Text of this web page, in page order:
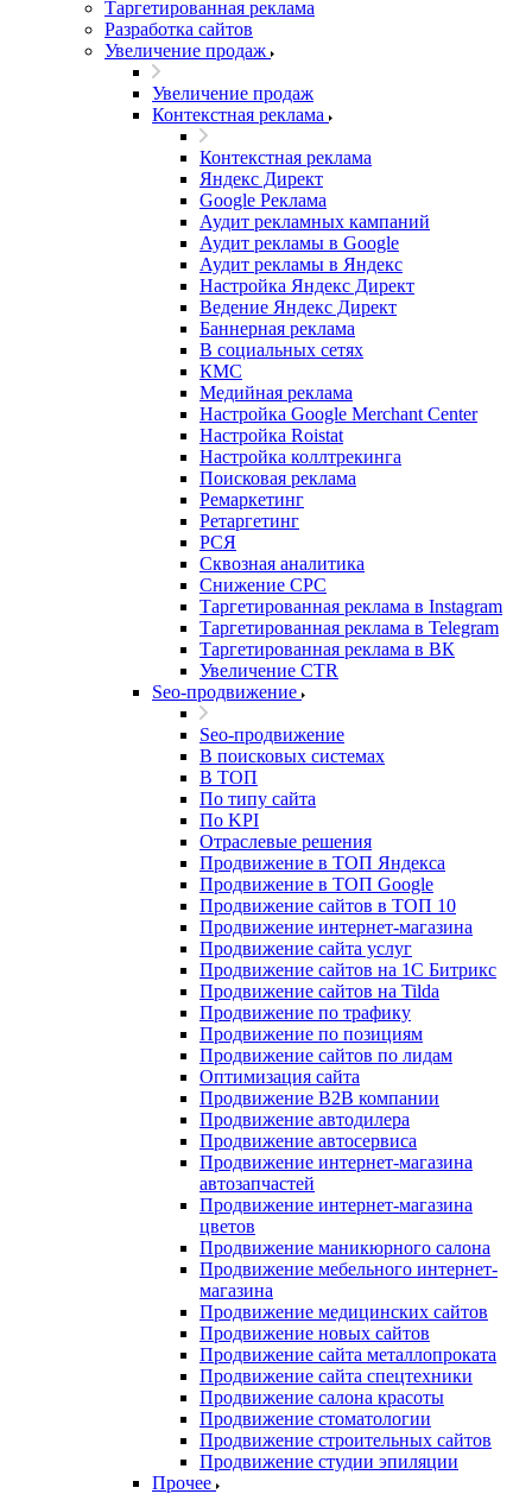
Таргетированная реклама
Разработка сайтов
Увеличение продаж
Увеличение продаж
Контекстная реклама
Контекстная реклама
Яндекс Директ
Google Реклама
Аудит рекламных кампаний
Аудит рекламы в Google
Аудит рекламы в Яндекс
Настройка Яндекс Директ
Ведение Яндекс Директ
Баннерная реклама
В социальных сетях
КМС
Медийная реклама
Настройка Google Merchant Center
Настройка Roistat
Настройка коллтрекинга
Поисковая реклама
Ремаркетинг
Ретаргетинг
РСЯ
Сквозная аналитика
Снижение CPC
Таргетированная реклама в Instagram
Таргетированная реклама в Telegram
Таргетированная реклама в ВК
Увеличение CTR
Seo-продвижение
Seo-продвижение
В поисковых системах
В ТОП
По типу сайта
По KPI
Отраслевые решения
Продвижение в ТОП Яндекса
Продвижение в ТОП Google
Продвижение сайтов в ТОП 10
Продвижение интернет-магазина
Продвижение сайта услуг
Продвижение сайтов на 1С Битрикс
Продвижение сайтов на Tilda
Продвижение по трафику
Продвижение по позициям
Продвижение сайтов по лидам
Оптимизация сайта
Продвижение B2B компании
Продвижение автодилера
Продвижение автосервиса
Продвижение интернет-магазина
автозапчастей
Продвижение интернет-магазина
цветов
Продвижение маникюрного салона
Продвижение мебельного интернет-
магазина
Продвижение медицинских сайтов
Продвижение новых сайтов
Продвижение сайта металлопроката
Продвижение сайта спецтехники
Продвижение салона красоты
Продвижение стоматологии
Продвижение строительных сайтов
Продвижение студии эпиляции
Прочее